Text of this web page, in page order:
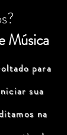
Música
para
sua
na